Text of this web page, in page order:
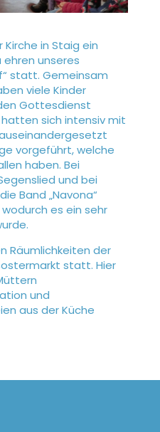
Kirche in Staig ein
unseres
statt. Gemeinsam
viele Kinder
Gottesdienst
sich intensiv mit
vorgeführt, welche
haben. Bei
und bei
Band „Navona“
es ein sehr
Räumlichkeiten der
statt. Hier
und
aus der Küche